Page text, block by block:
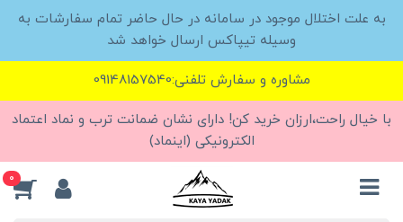
به علت اختلال موجود در سامانه در حال حاضر تمام سفارشات به
وسیله تیپاکس ارسال خواهد شد
مشاوره و سفارش تلفنی:09148157540
با خیال راحت،ارزان خرید کن! دارای نشان ضمانت ترب و نماد اعتماد
الکترونیکی (اینماد)
0